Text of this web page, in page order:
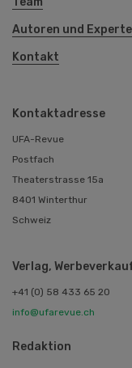
Autoren und
Kontakt
Kontaktadresse
UFA-Revue
Postfach
Theaterstrasse 15a
8401 Winterthur
Schweiz
Verlag,
+41 (0) 58 433 65 20
info@ufarevue.ch
Redaktion